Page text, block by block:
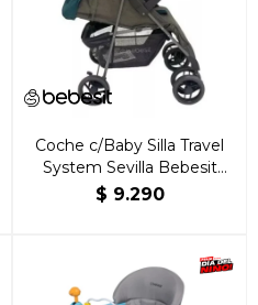
Coche c/Baby Silla Travel
System Sevilla Bebesit
Verde
$ 9.290